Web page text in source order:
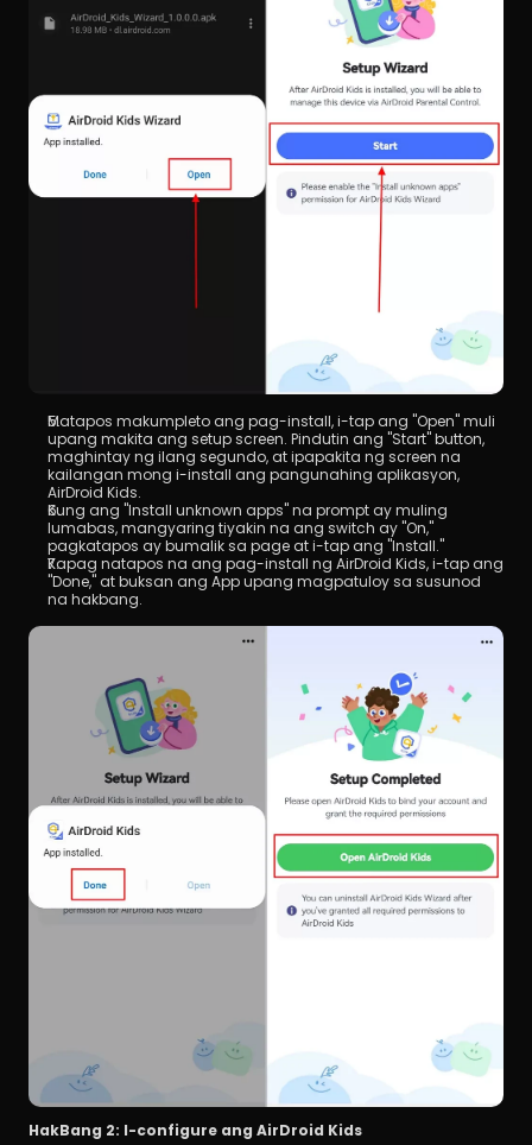
Matapos makumpleto ang pag-install, i-tap ang "Open" muli
upang makita ang setup screen. Pindutin ang "Start" button,
maghintay ng ilang segundo, at ipapakita ng screen na
kailangan mong i-install ang pangunahing aplikasyon,
AirDroid Kids.
Kung ang "Install unknown apps" na prompt ay muling
lumabas, mangyaring tiyakin na ang switch ay "On,"
pagkatapos ay bumalik sa page at i-tap ang "Install."
Kapag natapos na ang pag-install ng AirDroid Kids, i-tap ang
"Done," at buksan ang App upang magpatuloy sa susunod
na hakbang.
HakBang 2: I-configure ang AirDroid Kids